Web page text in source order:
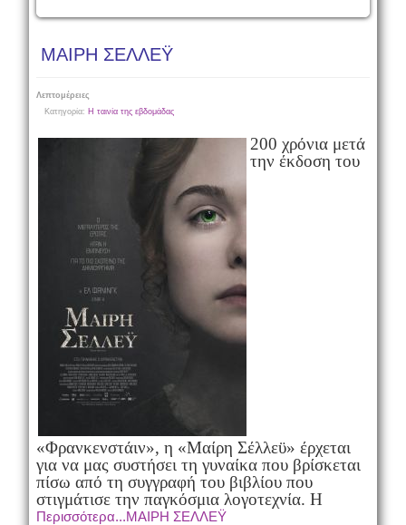
ΜΑΙΡΗ ΣΕΛΛΕΫ
Λεπτομέρειες
Κατηγορία: Η ταινία της εβδομάδας
200 χρόνια μετά
την έκδοση του
«Φρανκενστάιν», η «Μαίρη Σέλλεϋ» έρχεται
για να μας συστήσει τη γυναίκα που βρίσκεται
πίσω από τη συγγραφή του βιβλίου που
στιγμάτισε την παγκόσμια λογοτεχνία. Η
Περισσότερα...ΜΑΙΡΗ ΣΕΛΛΕΫ